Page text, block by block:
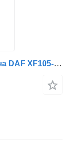
Кермовий редуктор 1444786 до тягача DAF XF105-460